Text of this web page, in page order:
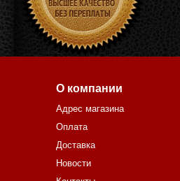
О компании
Адрес магазина
Оплата
Доставка
Новости